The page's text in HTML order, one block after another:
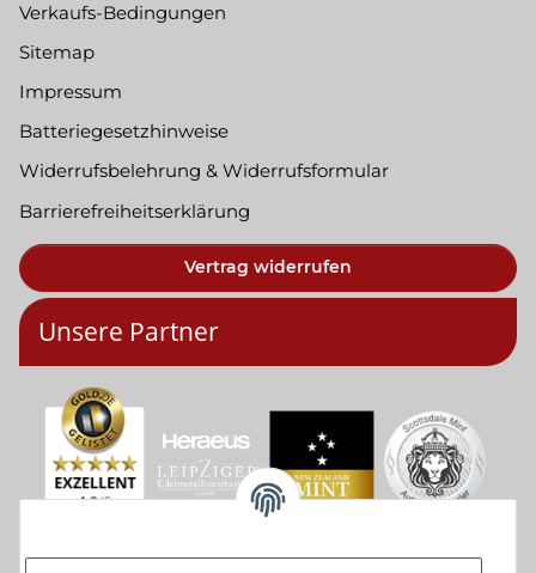
Verkaufs-Bedingungen
Sitemap
Impressum
Batteriegesetzhinweise
Widerrufsbelehrung & Widerrufsformular
Barrierefreiheitserklärung
Vertrag widerrufen
Unsere Partner